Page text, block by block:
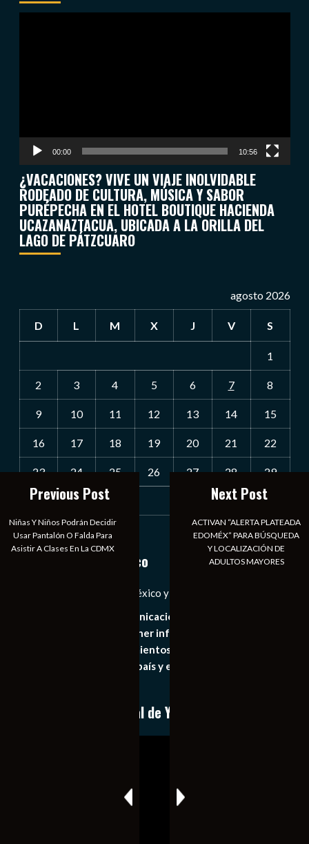
00:00 10:56
¿VACACIONES? VIVE UN VIAJE INOLVIDABLE
RODEADO DE CULTURA, MÚSICA Y SABOR
PURÉPECHA EN EL HOTEL BOUTIQUE HACIENDA
UCAZANAZTACUA, UBICADA A LA ORILLA DEL
LAGO DE PÁTZCUARO
agosto 2026
D L M X J V S
1
2 3 4 5 6 7 8
9 10 11 12 13 14 15
16 17 18 19 20 21 22
23 24 25 26 27 28 29
30 31
« Jul
Notiexpress de México
Las Noticias Diarias de México y el Mundo a Tu Alcance
Somos un medio de comunicación digital que tiene como
principal objetivo mantener informado al publico en
general de los acontecimientos mas recientes e
importantes de nuestro país y el mundo de forma eficaz,
Conoce nuestro canal de YouTube
Previous Post
Niñas Y Niños Podrán Decidir
Usar Pantalón O Falda Para
Asistir A Clases En La CDMX
Next Post
ACTIVAN “ALERTA PLATEADA
EDOMÉX” PARA BÚSQUEDA
Y LOCALIZACIÓN DE
ADULTOS MAYORES